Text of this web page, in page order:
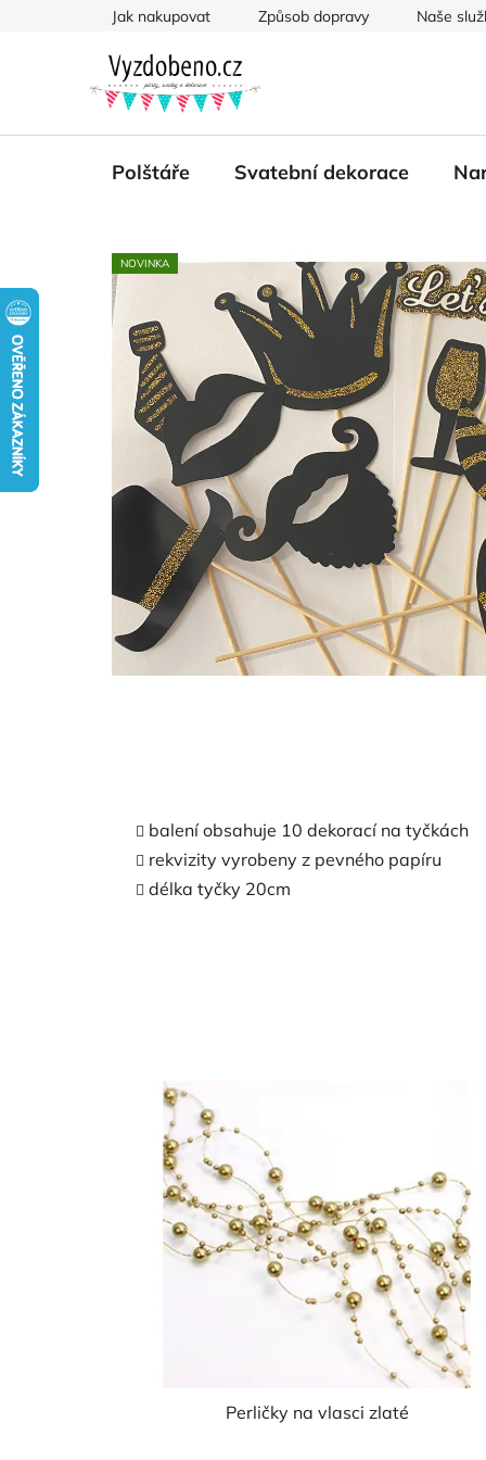
Jak nakupovat Způsob dopravy Naše
Polštáře Svatební dekorace
NOVINKA
balení obsahuje 10 dekorací na tyčkách
rekvizity vyrobeny z pevného papíru
délka tyčky 20cm
Perličky na vlasci zlaté